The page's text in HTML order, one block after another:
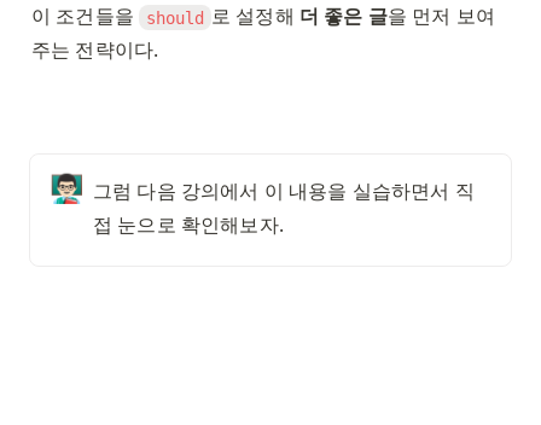
이 조건들을
should 로 설정해 더 좋은 글을 먼저 보여
주는 전략이다.
👨🏻‍🏫 그럼 다음 강의에서 이 내용을 실습하면서 직
접 눈으로 확인해보자.